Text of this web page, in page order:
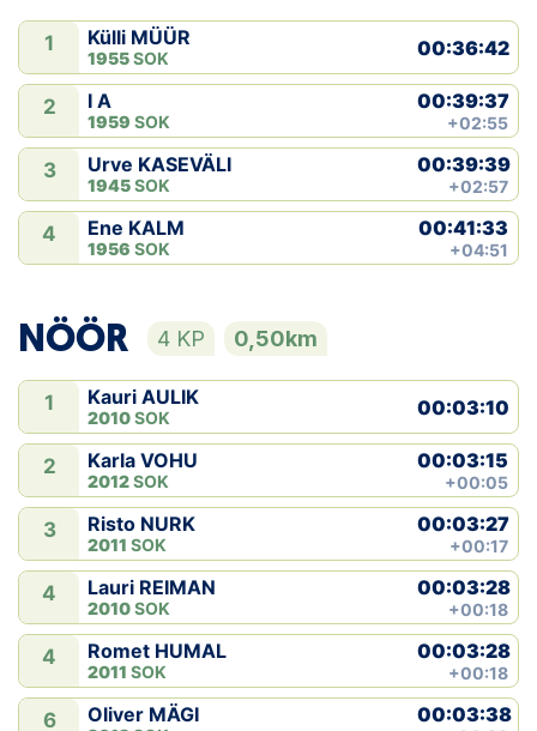
1 Külli MÜÜR
1955SOK 00:36:42
2 I A
1959 SOK
00:39:37
+02:55
3 Urve KASEVÄLI
1945SOK
00:39:39
+02:57
4 Ene KALM
1956 SOK
00:41:33
+04:51
NÖÖR 4 KP 0,50km
1 Kauri AULIK
2010SOK 00:03:10
2 Karla VOHU
2012SOK
00:03:15
+00:05
3 Risto NURK
2011 SOK
00:03:27
+00:17
4 Lauri REIMAN
2010SOK
00:03:28
+00:18
4 Romet HUMAL
2011 SOK
00:03:28
+00:18
6 Oliver MÄGI 00:03:38